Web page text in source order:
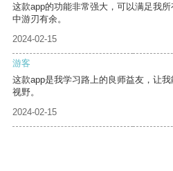
这款app的功能非常强大，可以满足我
中游刃有余。
2024-02-15
游客
这款app是我学习路上的良师益友，让
视野。
2024-02-15